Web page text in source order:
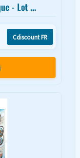
- Lot ...
Cdiscount FR